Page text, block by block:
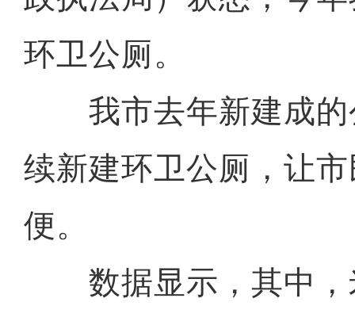
环卫公厕。
我市去年新建成的
续新建环卫公厕，让市
便。
数据显示，其中，